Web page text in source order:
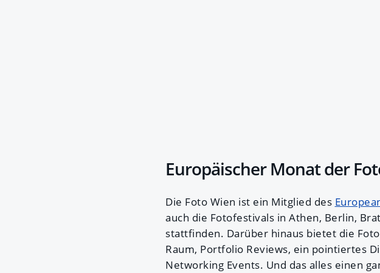
Europäischer Monat der
Die Foto Wien ist ein Mitglied des
auch die Fotofestivals in Athen, Berlin,
stattfinden. Darüber hinaus bietet die
Raum, Portfolio Reviews, ein pointiertes
Networking Events. Und das alles einen